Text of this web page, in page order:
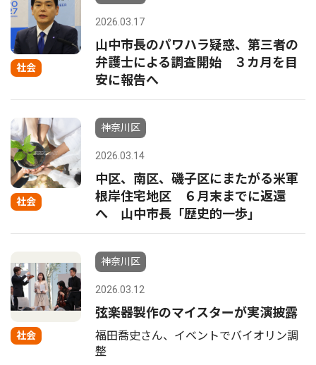
社会
2026.03.17
山中市長のパワハラ疑惑、第三者の
弁護士による調査開始 ３カ月を目
安に報告へ
社会
神奈川区
2026.03.14
中区、南区、磯子区にまたがる米軍
根岸住宅地区 ６月末までに返還
へ 山中市長「歴史的一歩」
社会
神奈川区
2026.03.12
弦楽器製作のマイスターが実演披露
福田喬史さん、イベントでバイオリン調
整